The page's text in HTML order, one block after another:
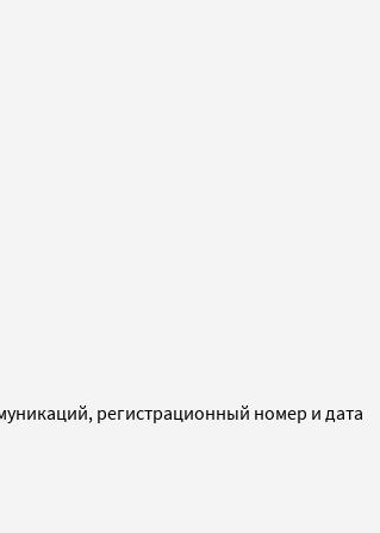
регистрационный номер и дата